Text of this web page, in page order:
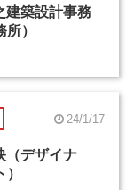
建築設計事務
）
24/1/17
（デザイナ